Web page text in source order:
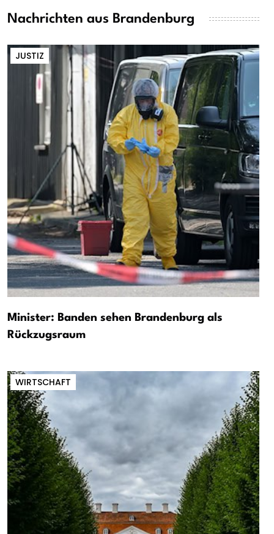
Nachrichten aus Brandenburg
JUSTIZ
Minister: Banden sehen Brandenburg als
Rückzugsraum
WIRTSCHAFT